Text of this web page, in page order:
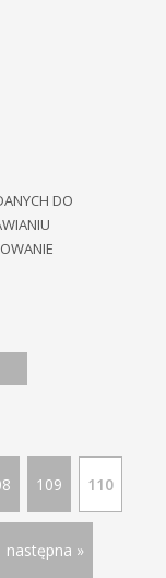
DO
109 110
następna »